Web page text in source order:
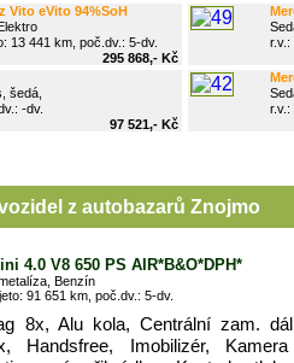
Vito eVito 94%SoH
13 441 km, poč.dv.: 5-dv.
295 868,- Kč
r.v.:
šedá,
-dv.
97 521,- Kč
r.v.:
z autobazarů Znojmo
4.0 V8 650 PS AIR*B&O*DPH*
Benzín
91 651 km, poč.dv.: 5-dv.
8x, Alu kola, Centrální zam.
Handsfree, Imobilizér,